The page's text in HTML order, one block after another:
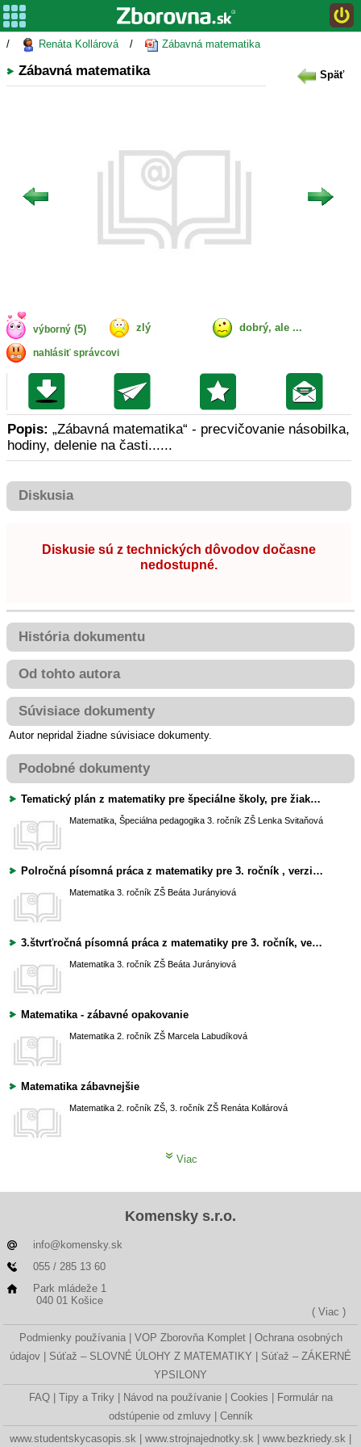
/ Renáta Kollárová / Zábavná matematika
Zábavná matematika Späť
výborný (5) zlý dobrý, ale ...
nahlásiť správcovi
Popis: „Zábavná matematika“ - precvičovanie násobilka,
hodiny, delenie na časti......
Diskusia
Diskusie sú z technických dôvodov dočasne
nedostupné.
História dokumentu
Od tohto autora
Súvisiace dokumenty
Autor nepridal žiadne súvisiace dokumenty.
Podobné dokumenty
Tematický plán z matematiky pre špeciálne školy, pre žiakov s mentálnym postihnutím, so vzdelávacím variantom A, 165 hodín
Matematika, Špeciálna pedagogika 3. ročník ZŠ Lenka Svitaňová
Polročná písomná práca z matematiky pre 3. ročník , verzia aj pre integrovaných žiakov
Matematika 3. ročník ZŠ Beáta Jurányiová
3.štvrťročná písomná práca z matematiky pre 3. ročník, verzia aj pre integ. žiakov
Matematika 3. ročník ZŠ Beáta Jurányiová
Matematika - zábavné opakovanie
Matematika 2. ročník ZŠ Marcela Labudíková
Matematika zábavnejšie
Matematika 2. ročník ZŠ, 3. ročník ZŠ Renáta Kollárová
Viac
Komensky s.r.o.
info@komensky.sk
055 / 285 13 60
Park mládeže 1
040 01 Košice
( Viac )
Podmienky používania VOP Zborovňa Komplet
Ochrana osobných
údajov
Súťaž – SLOVNÉ ÚLOHY Z MATEMATIKY
Súťaž – ZÁKERNÉ
YPSILONY
FAQ
Tipy a Triky Návod na používanie Cookies
Formulár na
odstúpenie od zmluvy
Cenník
www.studentskycasopis.sk
www.strojnajednotky.sk www.bezkriedy.sk